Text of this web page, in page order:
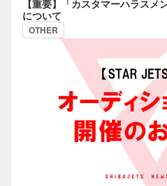
【重要】「カスタマーハラスメ
について
OTHER